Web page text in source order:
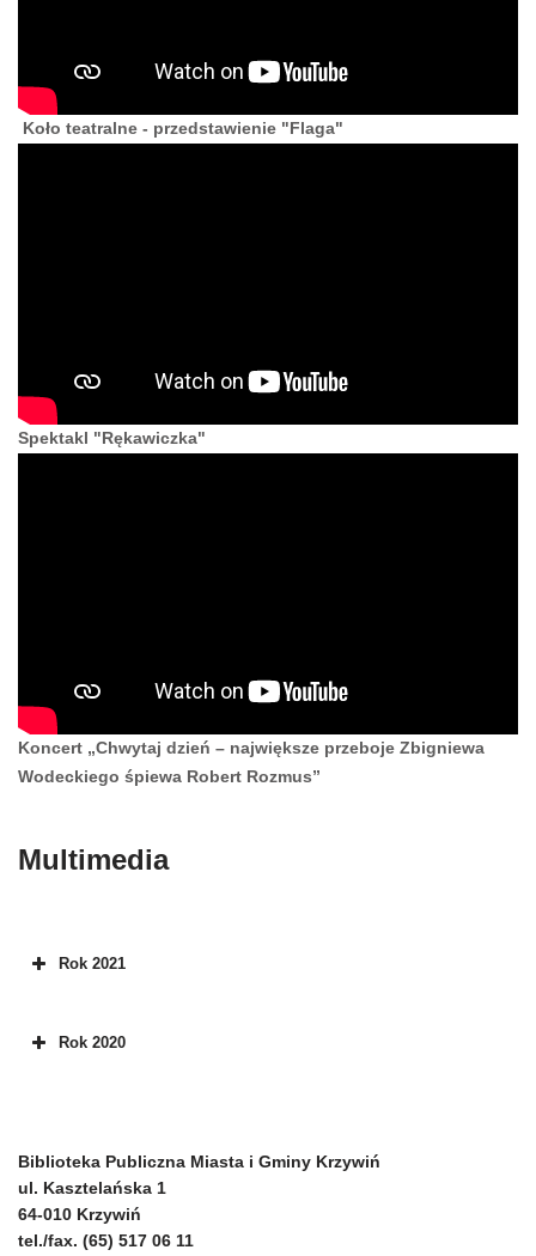
Koło teatralne - przedstawienie "Flaga"
Spektakl "Rękawiczka"
Koncert „Chwytaj dzień – największe przeboje Zbigniewa
Wodeckiego śpiewa Robert Rozmus”
Multimedia
Rok 2021
Rok 2020
Biblioteka Publiczna Miasta i Gminy Krzywiń
ul. Kasztelańska 1
64-010 Krzywiń
tel./fax. (65) 517 06 11